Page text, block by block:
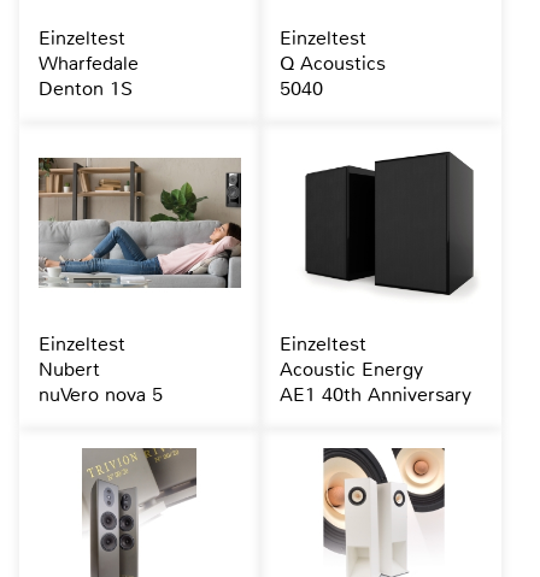
Einzeltest
Wharfedale
Denton 1S
Einzeltest
Q Acoustics
5040
Einzeltest
Nubert
nuVero nova 5
Einzeltest
Acoustic Energy
AE1 40th Anniversary